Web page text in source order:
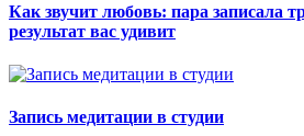
Как звучит любовь: пара записала
результат вас удивит
Запись медитации в студии